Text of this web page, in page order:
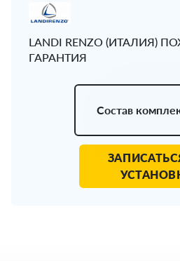
LANDI RENZO (ИТАЛИЯ)
ГАРАНТИЯ
Состав